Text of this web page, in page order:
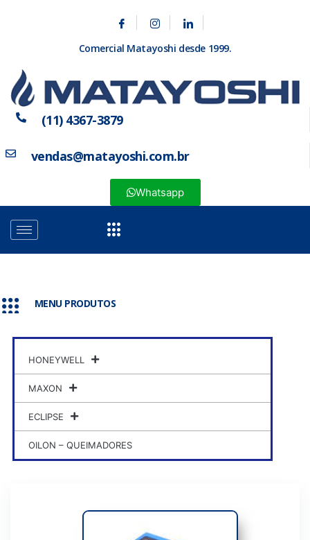
Comercial Matayoshi desde 1999.
(11) 4367-3879
vendas@matayoshi.com.br
Whatsapp
MENU PRODUTOS
HONEYWELL
MAXON
ECLIPSE
OILON – QUEIMADORES